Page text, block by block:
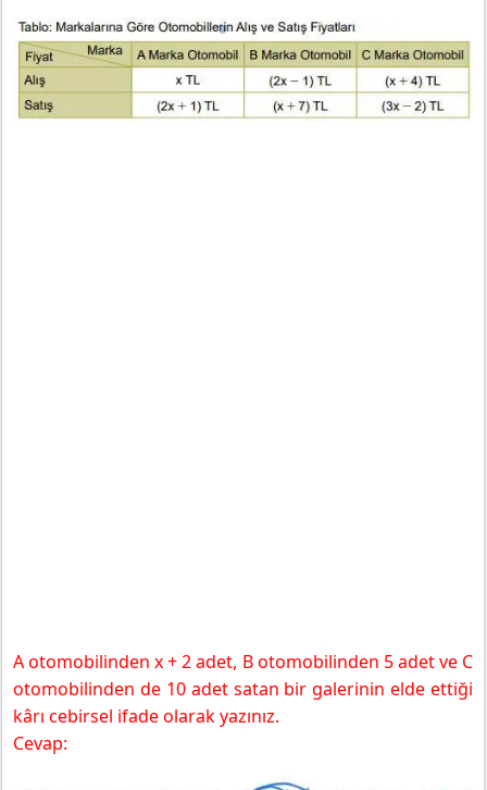
A otomobilinden x + 2 adet, B otomobilinden 5 adet ve C
otomobilinden de 10 adet satan bir galerinin elde ettiği
kârı cebirsel ifade olarak yazınız.
Cevap: